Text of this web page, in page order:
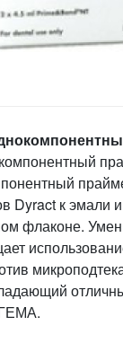
Dyract к эмали
флаконе.